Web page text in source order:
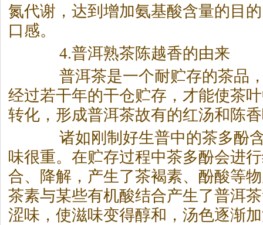
氮代谢，达到增加氨基酸含量的目
口感。
4.普洱熟茶陈越香的由来
普洱茶是一个耐贮存的茶品
经过若干年的干仓贮存，才能使茶
转化，形成普洱茶故有的红汤和陈
诸如刚制好生普中的茶多酚含
味很重。在贮存过程中茶多酚会进
合、降解，产生了茶褐素、酚酸等
茶素与某些有机酸结合产生了普洱茶
涩味，使滋味变得醇和，汤色逐渐